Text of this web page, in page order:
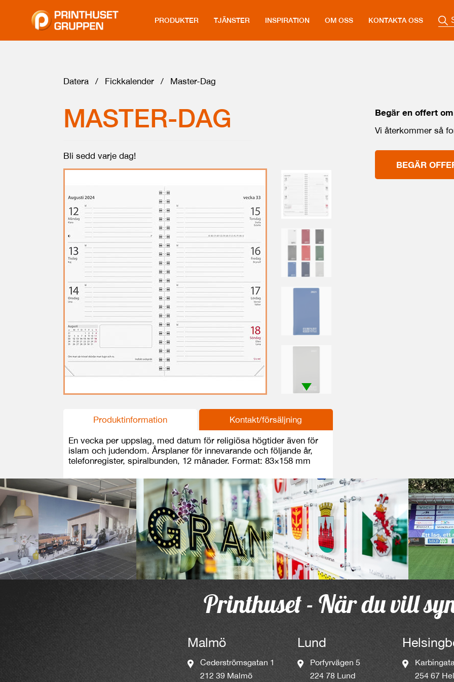
PRODUKTER TJÄNSTER INSPIRATION OM OSS KONTAKTA OSS
Datera / Fickkalender / Master-Dag
MASTER-DAG
Bli sedd varje dag!
Produktinformation Kontakt/försäljning
En vecka per uppslag, med datum för religiösa högtider även för
islam och judendom. Årsplaner för innevarande och följande år,
telefonregister, spiralbunden, 12 månader. Format: 83×158 mm
Begär en offert
Vi återkommer så
BEGÄR
Printhuset - När du vill
Malmö
Cederströmsgatan 1
212 39 Malmö
Lund
Porfyrvägen 5
224 78 Lund
254 67